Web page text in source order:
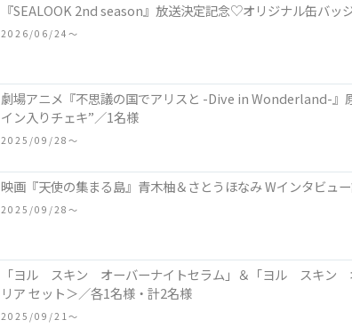
『SEALOOK 2nd season』放送決定記念♡オリジナル缶バッ
2026/06/24〜
劇場アニメ『不思議の国でアリスと -Dive in Wonderland-』
イン入りチェキ”／1名様
2025/09/28〜
映画『天使の集まる島』青木柚＆さとうほなみ Wインタビュ
2025/09/28〜
「ヨル スキン オーバーナイトセラム」＆「ヨル スキン
リア セット＞／各1名様・計2名様
2025/09/21〜